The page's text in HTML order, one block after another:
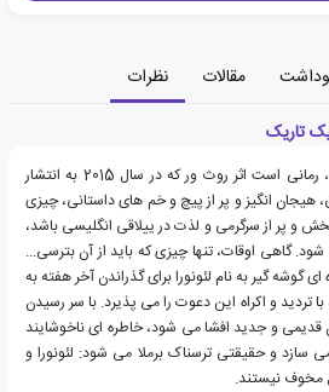
مقالات
نظرات
تاریک
کتاب در یک جنگل تاریک تاریک، رمانی است اثر روث ور که در سال 2015 به انتشار
هیجان انگیز و پر از پیچ و خم های داستانی، چیزی
و پر از سرگرمی و لذت در ییلاقی انگلیسی باشد،
گاهی اوقات، تنها چیزی که باید از آن بترسی...
گیر به نام لئونورا برای گذراندن آخر هفته به
تردید و اکراه این دعوت را می پذیرد. با سر رسیدن
و جدید افشا می شود، خاطره ای ناخوشایند
سازد و حقیقتی ترسناک برملا می شود: لئونورا و
مخوف نیستند.